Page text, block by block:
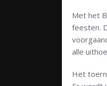
Met het
feesten.
alle
Het